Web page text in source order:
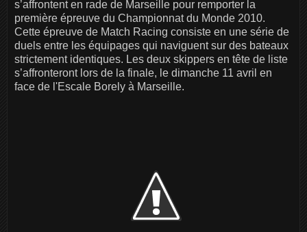
s’affrontent en rade de Marseille pour remporter la
première épreuve du Championnat du Monde 2010.
Cette épreuve de Match Racing consiste en une série de
duels entre les équipages qui naviguent sur des bateaux
strictement identiques. Les deux skippers en tête de liste
s’affronteront lors de la finale, le dimanche 11 avril en
face de l'Escale Borely à Marseille.